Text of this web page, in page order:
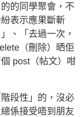
的同學聚會，不
表示應果斷斬
、「去過一次，
（刪除）晒佢
post（帖文）咁
段性」的，沒必
係接受唔到朋友